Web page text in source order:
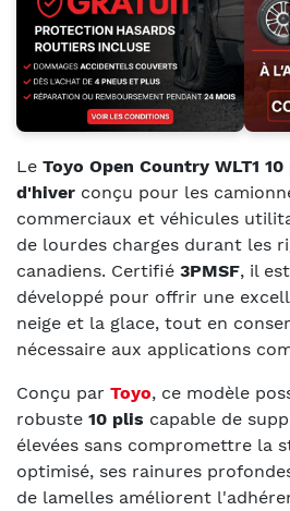
Le Toyo Open Country WLT1
d'hiver conçu pour les
commerciaux et véhicules
de lourdes charges durant les
canadiens. Certifié 3PMSF, il
développé pour offrir une
neige et la glace, tout en
nécessaire aux applications
Conçu par Toyo, ce modèle
robuste 10 plis capable de
élevées sans compromettre la
optimisé, ses rainures
de lamelles améliorent